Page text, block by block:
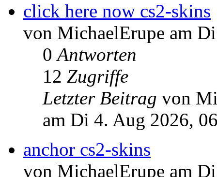
click here now cs2-skins
von MichaelErupe am
0Antworten
12 Zugriffe
Letzter Beitrag von
am Di 4. Aug 2026,
anchor cs2-skins
von MichaelErupe am